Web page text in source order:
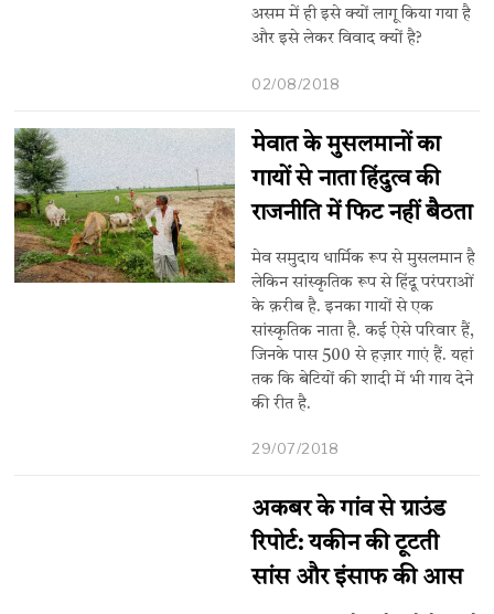
असम में ही इसे क्यों लागू किया गया है
और इसे लेकर विवाद क्यों है?
02/08/2018
मेवात के मुसलमानों का
गायों से नाता हिंदुत्व की
राजनीति में फिट नहीं बैठता
मेव समुदाय धार्मिक रूप से मुसलमान है
लेकिन सांस्कृतिक रूप से हिंदू परंपराओं
के क़रीब है. इनका गायों से एक
सांस्कृतिक नाता है. कई ऐसे परिवार हैं,
जिनके पास 500 से हज़ार गाएं हैं. यहां
तक कि बेटियों की शादी में भी गाय देने
की रीत है.
29/07/2018
अकबर के गांव से ग्राउंड
रिपोर्ट: यकीन की टूटती
सांस और इंसाफ की आस